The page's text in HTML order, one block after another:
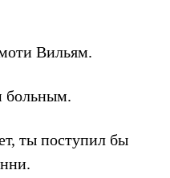
Вильям.
больным.
ты поступил бы